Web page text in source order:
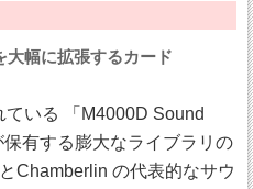
大幅に拡張するカード
いる 「M4000D Sound
有する膨大なライブラリの
Chamberlin の代表的なサウ